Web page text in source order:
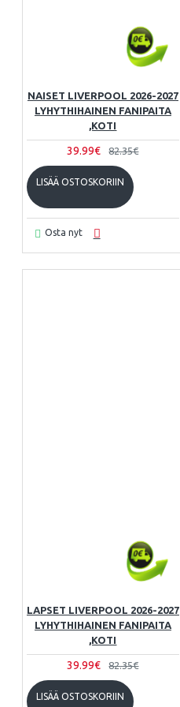
NAISET LIVERPOOL 2026-2027
LYHYTHIHAINEN FANIPAITA
,KOTI
39.99€ 82.35€
LISÄÄ OSTOSKORIIN
Osta nyt
LAPSET LIVERPOOL 2026-2027
LYHYTHIHAINEN FANIPAITA
,KOTI
39.99€ 82.35€
LISÄÄ OSTOSKORIIN